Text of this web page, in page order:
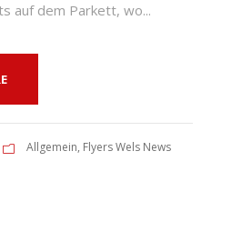
auf dem Parkett, wo...
Allgemein, Flyers Wels News